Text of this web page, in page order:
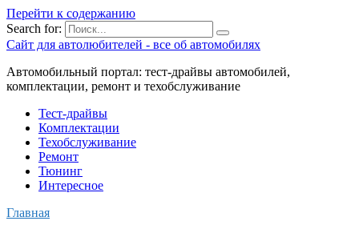
Перейти к содержанию
Search for:
Сайт для автолюбителей - все об автомобилях
Автомобильный портал: тест-драйвы автомобилей,
комплектации, ремонт и техобслуживание
Тест-драйвы
Комплектации
Техобслуживание
Ремонт
Тюнинг
Интересное
Главная